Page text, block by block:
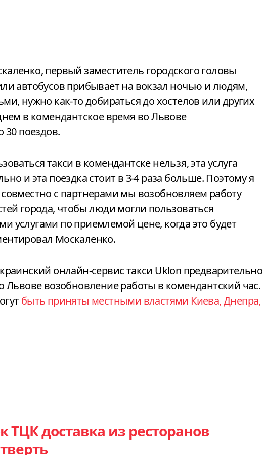
первый заместитель городского головы
автобусов прибывает на вокзал ночью и людям,
нужно как-то добираться до хостелов или других
в комендантское время во Львове
30 поездов.
такси в комендантске нельзя, эта услуга
и эта поездка стоит в 3-4 раза больше. Поэтому я
с партнерами мы возобновляем работу
города, чтобы люди могли пользоваться
услугами по приемлемой цене, когда это будет
Москаленко.
онлайн-сервис такси Uklon предварительно
Львове возобновление работы в комендантский час.
быть приняты местными властями Киева, Днепра,
ТЦК доставка из ресторанов